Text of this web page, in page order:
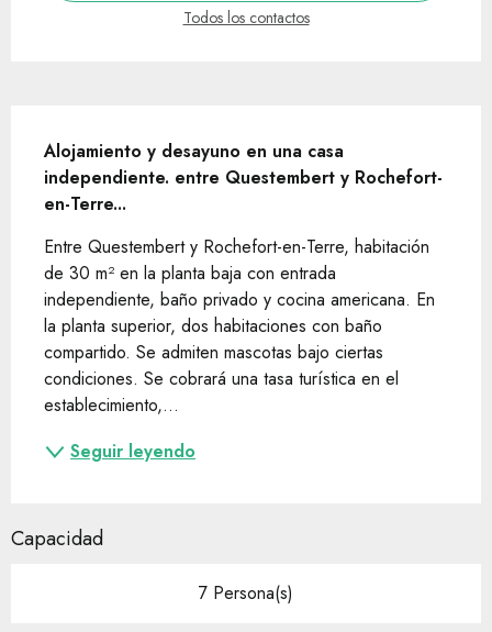
Todos los contactos
Alojamiento y desayuno en una casa
independiente. entre Questembert y Rochefort-
en-Terre...
Entre Questembert y Rochefort-en-Terre, habitación
de 30 m² en la planta baja con entrada
independiente, baño privado y cocina americana. En
la planta superior, dos habitaciones con baño
compartido. Se admiten mascotas bajo ciertas
condiciones. Se cobrará una tasa turística en el
establecimiento,...
Seguir leyendo
Capacidad
7 Persona(s)